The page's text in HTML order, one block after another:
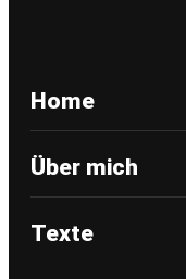
Home
Über mich
Texte